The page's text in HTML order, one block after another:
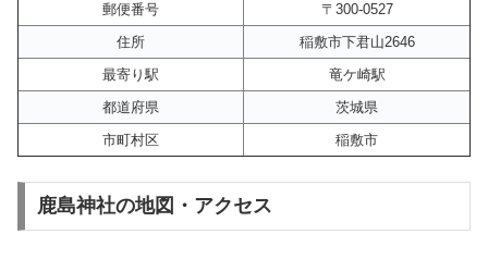
郵便番号
〒300-0527
住所
稲敷市下君山2646
最寄り駅
竜ケ崎駅
都道府県
茨城県
市町村区
稲敷市
鹿島神社の地図・アクセス